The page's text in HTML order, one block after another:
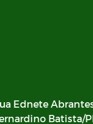
Ednete
Batista/